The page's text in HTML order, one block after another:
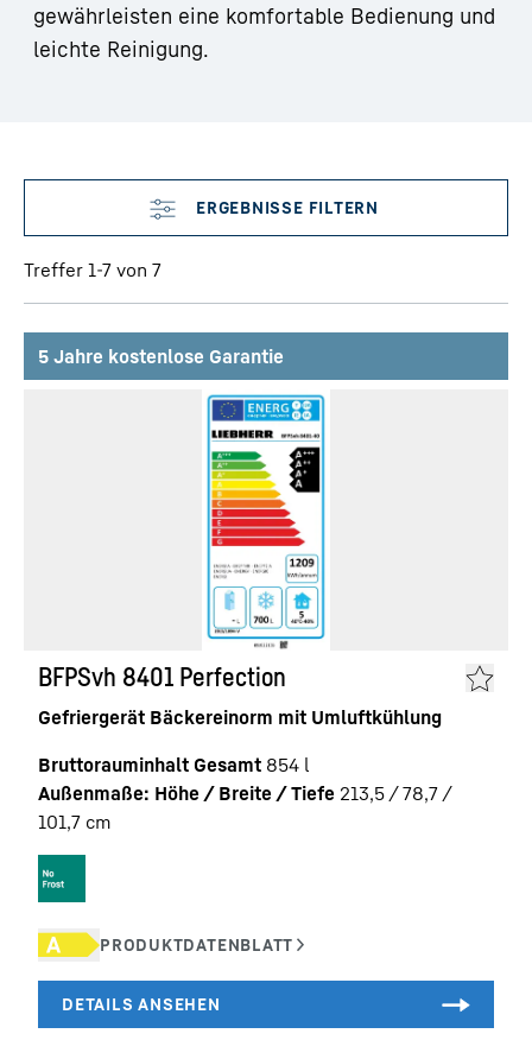
gewährleisten eine komfortable Bedienung und
leichte Reinigung.
Filter überspringen
Treffer 1-7 von 7
5 Jahre kostenlose Garantie
BFPSvh 8401 Perfection
Gefriergerät Bäckereinorm mit Umluftkühlung
Bruttorauminhalt Gesamt 854 l
Außenmaße: Höhe / Breite / Tiefe 213,5 / 78,7 /
101,7 cm